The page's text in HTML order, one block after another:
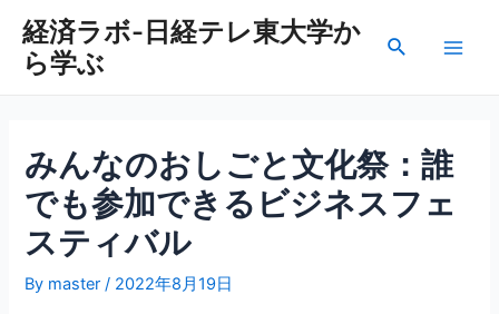
経済ラボ-日経テレ東大学か
ら学ぶ
検
みんなのおしごと文化祭：誰
でも参加できるビジネスフェ
スティバル
By master / 2022年8月19日